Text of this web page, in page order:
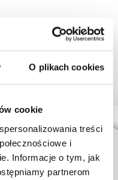
O plikach cookies
cookie
treści
i
Informacje o tym, jak
partnerom
BASE (S4)